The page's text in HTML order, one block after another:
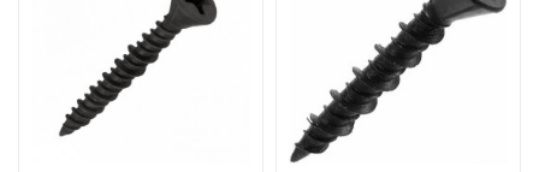
использование полноформатных листов является
затруднительным или нежелательным, например, в
помещении с готовой чистовой отделкой, ванной или
туалетной комнате малого размера;
Для перегородок или облицовок с шагом стоек 300 мм;